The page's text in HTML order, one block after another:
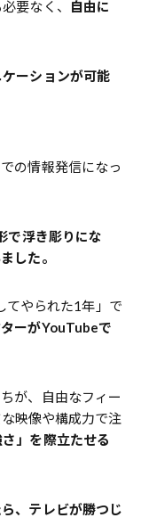
要なく、
自由に
ーションが可能
の情報発信になっ
で浮き彫りにな
した。
てやられた1年」で
ターがYouTubeで
が、自由なフィー
映像や構成力で注
」を際立たせる
、テレビが勝つじ